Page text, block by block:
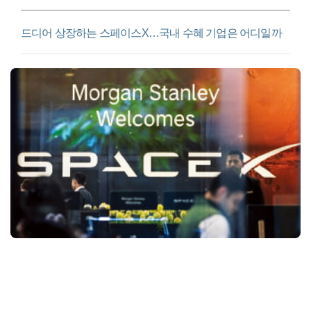
드디어 상장하는 스페이스X…국내 수혜 기업은 어디일까